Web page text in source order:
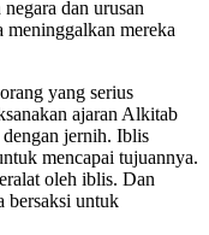
dan urusan
meninggalkan mereka
yang serius
ajaran Alkitab
jernih. Iblis
mencapai tujuannya.
oleh iblis. Dan
bersaksi untuk